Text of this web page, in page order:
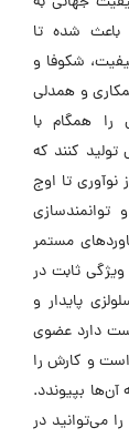
باعث شده تا
شکوفا و
و همدلی
را همگام با
کنند که
تا اوج
توانمندسازی
مستمر
ثابت در
پایدار و
دارد عضوی
و کارش را
آن‌ها بپیوندد.
می‌توانید در